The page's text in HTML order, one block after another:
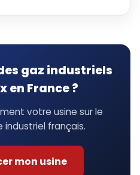
gaz industriels
en France ?
votre usine sur le
industriel français.
mon usine